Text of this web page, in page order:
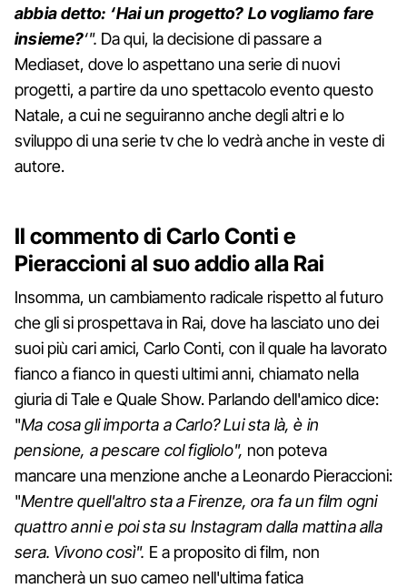
abbia detto: ‘Hai un progetto? Lo vogliamo fare
insieme?‘". Da qui, la decisione di passare a
Mediaset, dove lo aspettano una serie di nuovi
progetti, a partire da uno spettacolo evento questo
Natale, a cui ne seguiranno anche degli altri e lo
sviluppo di una serie tv che lo vedrà anche in veste di
autore.
Il commento di Carlo Conti e
Pieraccioni al suo addio alla Rai
Insomma, un cambiamento radicale rispetto al futuro
che gli si prospettava in Rai, dove ha lasciato uno dei
suoi più cari amici, Carlo Conti, con il quale ha lavorato
fianco a fianco in questi ultimi anni, chiamato nella
giuria di Tale e Quale Show. Parlando dell'amico dice:
"Ma cosa gli importa a Carlo? Lui sta là, è in
pensione, a pescare col figliolo", non poteva
mancare una menzione anche a Leonardo Pieraccioni:
"Mentre quell'altro sta a Firenze, ora fa un film ogni
quattro anni e poi sta su Instagram dalla mattina alla
sera. Vivono così". E a proposito di film, non
mancherà un suo cameo nell'ultima fatica